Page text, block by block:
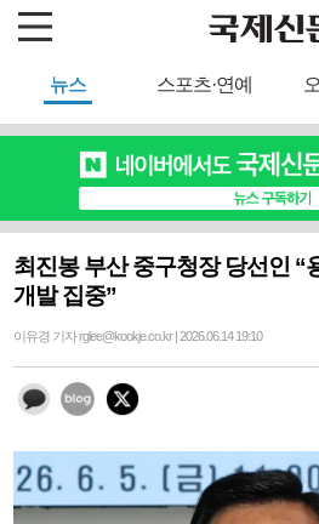
뉴스 스포츠·연예
최진봉 부산 중구청장 당선인 “
개발 집중”
이유경 기자 rglee@kookje.co.kr | 2026.06.14 19:10